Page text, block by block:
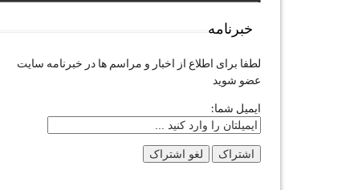
خبرنامه
لطفا برای اطلاع از اخبار و مراسم ها در خبرنامه سایت
عضو شوید
ایمیل شما: